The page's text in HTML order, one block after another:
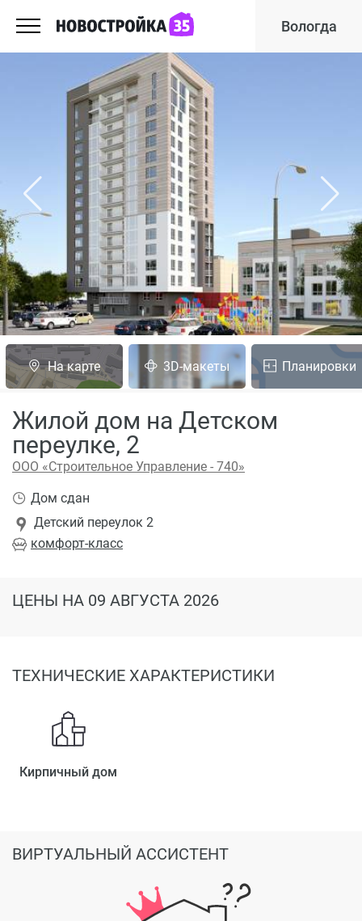
Вологда
На карте 3D-макеты Планировки
Жилой дом на Детском
переулке, 2
ООО «Строительное Управление - 740»
комфорт-класс
Детский переулок 2
Дом сдан
ЦЕНЫ НА 09 АВГУСТА 2026
ТЕХНИЧЕСКИЕ ХАРАКТЕРИСТИКИ
Кирпичный дом
ВИРТУАЛЬНЫЙ АССИСТЕНТ